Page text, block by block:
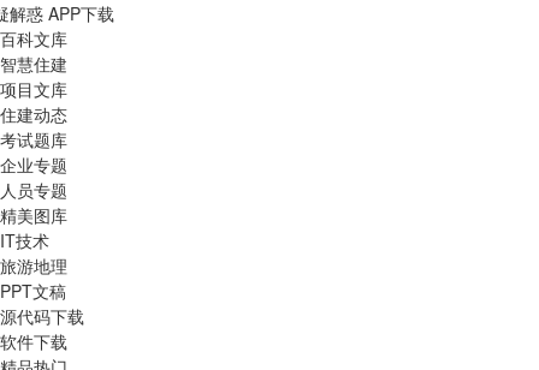
解惑 APP下载
百科文库
智慧住建
项目文库
住建动态
考试题库
企业专题
人员专题
精美图库
IT技术
旅游地理
PPT文稿
源代码下载
软件下载